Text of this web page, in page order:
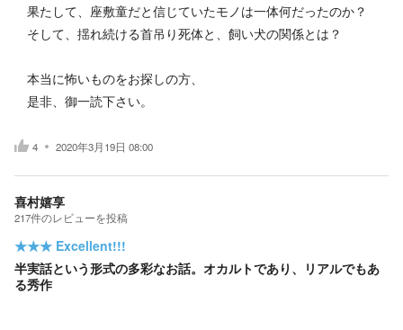
果たして、座敷童だと信じていたモノは一体何だったのか？
そして、揺れ続ける首吊り死体と、飼い犬の関係とは？
本当に怖いものをお探しの方、
是非、御一読下さい。
4 2020年3月19日 08:00
喜村嬉享
217件のレビューを投稿
★★★ Excellent!!!
半実話という形式の多彩なお話。オカルトであり、リアルでもあ
る秀作